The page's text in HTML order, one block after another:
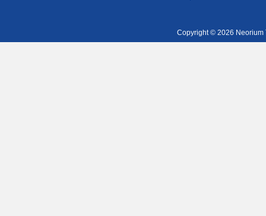
Copyright © 2026 Neorium